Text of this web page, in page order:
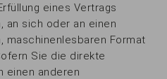
eines Vertrags
an sich oder an einen
maschinenlesbaren Format
Sie die direkte
einen anderen